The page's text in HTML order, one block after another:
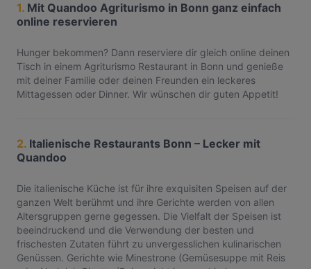
1. Mit Quandoo Agriturismo in Bonn ganz einfach
online reservieren
Hunger bekommen? Dann reserviere dir gleich online deinen
Tisch in einem Agriturismo Restaurant in Bonn und genieße
mit deiner Familie oder deinen Freunden ein leckeres
Mittagessen oder Dinner. Wir wünschen dir guten Appetit!
2. Italienische Restaurants Bonn – Lecker mit
Quandoo
Die italienische Küche ist für ihre exquisiten Speisen auf der
ganzen Welt berühmt und ihre Gerichte werden von allen
Altersgruppen gerne gegessen. Die Vielfalt der Speisen ist
beeindruckend und die Verwendung der besten und
frischesten Zutaten führt zu unvergesslichen kulinarischen
Genüssen. Gerichte wie Minestrone (Gemüsesuppe mit Reis